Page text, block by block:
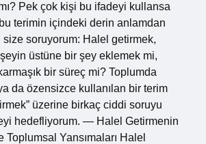
Pek çok kişi bu ifadeyi kullansa
terimin içindeki derin anlamdan
size soruyorum: Halel getirmek,
üstüne bir şey eklemek mi,
bir süreç mi? Toplumda
da özensizce kullanılan bir terim
üzerine birkaç ciddi soruyu
hedefliyorum. — Halel Getirmenin
Toplumsal Yansımaları Halel